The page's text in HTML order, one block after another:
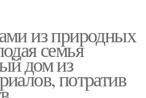
из природных
семья
дом из
потратив